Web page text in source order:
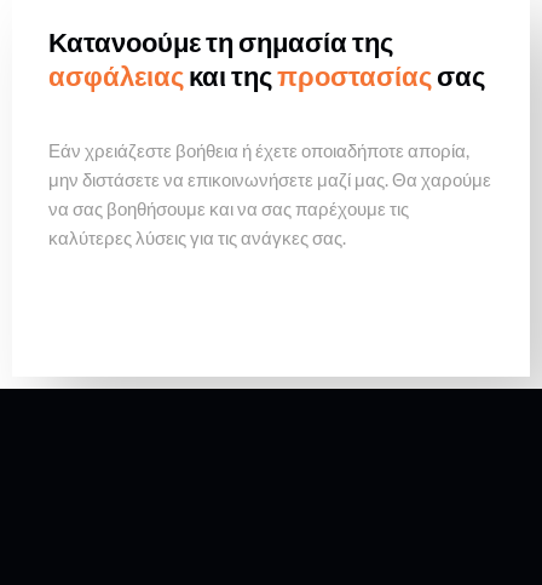
Κατανοούμε τη σημασία της
ασφάλειαςκαι τηςπροστασίαςσας
Εάν χρειάζεστε βοήθεια ή έχετε οποιαδήποτε απορία,
μην διστάσετε να επικοινωνήσετε μαζί μας. Θα χαρούμε
να σας βοηθήσουμε και να σας παρέχουμε τις
καλύτερες λύσεις για τις ανάγκες σας.